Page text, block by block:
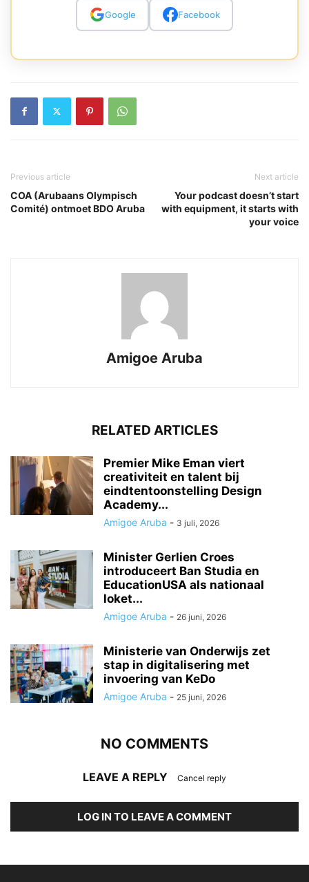
Google Facebook
Previous article
COA (Arubaans Olympisch
Comité) ontmoet BDO Aruba
Next article
Your podcast doesn’t start
with equipment, it starts with
your voice
Amigoe Aruba
RELATED ARTICLES
Premier Mike Eman viert
creativiteit en talent bij
eindtentoonstelling Design
Academy...
Amigoe Aruba - 3 juli, 2026
Minister Gerlien Croes
introduceert Ban Studia en
EducationUSA als nationaal
loket...
Amigoe Aruba - 26 juni, 2026
Ministerie van Onderwijs zet
stap in digitalisering met
invoering van KeDo
Amigoe Aruba - 25 juni, 2026
NO COMMENTS
LEAVE A REPLY Cancel reply
LOG IN TO LEAVE A COMMENT